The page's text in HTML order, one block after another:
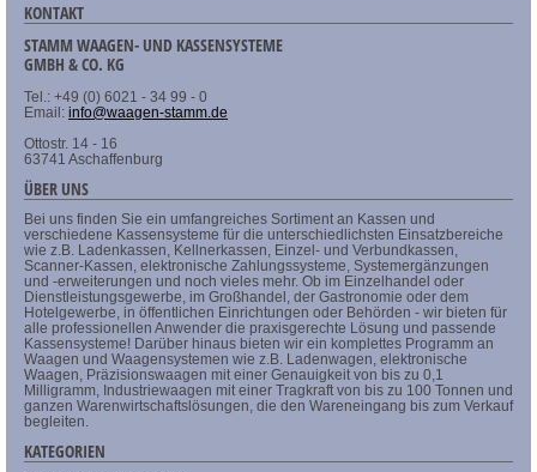
KONTAKT
STAMM WAAGEN- UND KASSENSYSTEME
GMBH & CO. KG
Tel.: +49 (0) 6021 - 34 99 - 0
Email: info@waagen-stamm.de
Ottostr. 14 - 16
63741 Aschaffenburg
ÜBER UNS
Bei uns finden Sie ein umfangreiches Sortiment an Kassen und
verschiedene Kassensysteme für die unterschiedlichsten Einsatzbereiche
wie z.B. Ladenkassen, Kellnerkassen, Einzel- und Verbundkassen,
Scanner-Kassen, elektronische Zahlungssysteme, Systemergänzungen
und -erweiterungen und noch vieles mehr. Ob im Einzelhandel oder
Dienstleistungsgewerbe, im Großhandel, der Gastronomie oder dem
Hotelgewerbe, in öffentlichen Einrichtungen oder Behörden - wir bieten für
alle professionellen Anwender die praxisgerechte Lösung und passende
Kassensysteme! Darüber hinaus bieten wir ein komplettes Programm an
Waagen und Waagensystemen wie z.B. Ladenwagen, elektronische
Waagen, Präzisionswaagen mit einer Genauigkeit von bis zu 0,1
Milligramm, Industriewaagen mit einer Tragkraft von bis zu 100 Tonnen und
ganzen Warenwirtschaftslösungen, die den Wareneingang bis zum Verkauf
begleiten.
KATEGORIEN